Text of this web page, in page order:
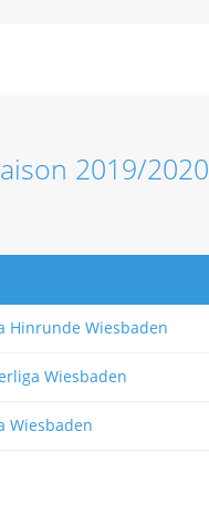
2019/2020
Hinrunde Wiesbaden
Wiesbaden
Wiesbaden